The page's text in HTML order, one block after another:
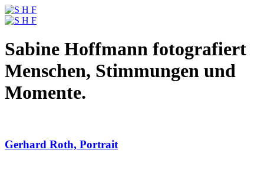
Sabine Hoffmann fotografiert
Menschen, Stimmungen und
Momente.
Gerhard Roth, Portrait